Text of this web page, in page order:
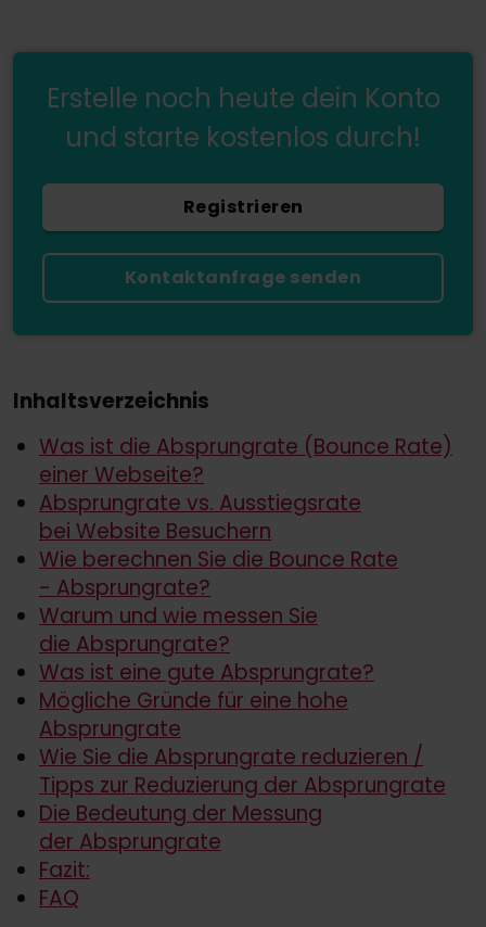
Erstelle noch heute dein Konto
und starte kostenlos durch!
Registrieren
Kontaktanfrage senden
Inhaltsverzeichnis
Was ist die Absprungrate (Bounce Rate)
einer Webseite?
Absprungrate vs. Ausstiegsrate
bei Website Besuchern
Wie berechnen Sie die Bounce Rate
- Absprungrate?
Warum und wie messen Sie
die Absprungrate?
Was ist eine gute Absprungrate?
Mögliche Gründe für eine hohe
Absprungrate
Wie Sie die Absprungrate reduzieren /
Tipps zur Reduzierung der Absprungrate
Die Bedeutung der Messung
der Absprungrate
Fazit:
FAQ